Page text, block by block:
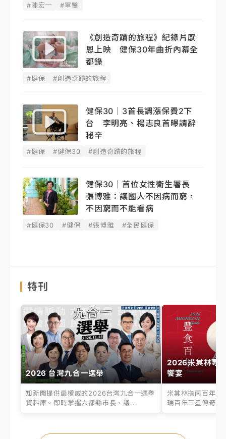
#陳宏一 #軍醫
《創造奇蹟的旅程》紀錄片感
恩上映 健保30年曲折內幕全
都錄
#健保 #創造奇蹟的旅程
健保30｜3首長調漲保費2下
台 李明亮、楊志良首曝請辭
秘辛
#健保 #健保30 #創造奇蹟的旅程
健保30｜首位女性衛生署長
張博雅：讓國人不因病而窮，
不因窮而不能看病
#健保30 #健保 #張博雅 #全民健保
特刊
2026 台灣九合一選舉
知新聞提供最權威的2026台灣九合一選舉
資料庫。即時掌握六都縣市長、議...
2026米其林專
饗宴
米其林指南百年之
瑞百年三星傳奇、